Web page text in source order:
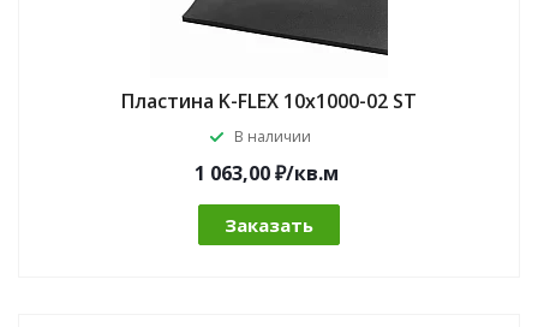
Пластина K-FLEX 10x1000-02 ST
В наличии
1 063,00 ₽/кв.м
Заказать